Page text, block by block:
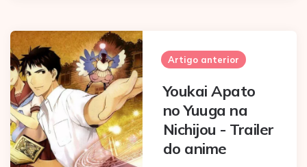
Post
navigation
Artigo anterior
Youkai Apato
no Yuuga na
Nichijou - Trailer
do anime